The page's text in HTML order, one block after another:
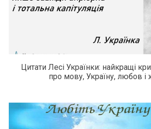
Цитати Лесі Українки: найкращі
про мову, Україну, любов і